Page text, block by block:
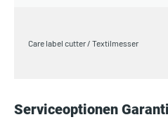
Care label cutter / Textilmesser
Serviceoptionen